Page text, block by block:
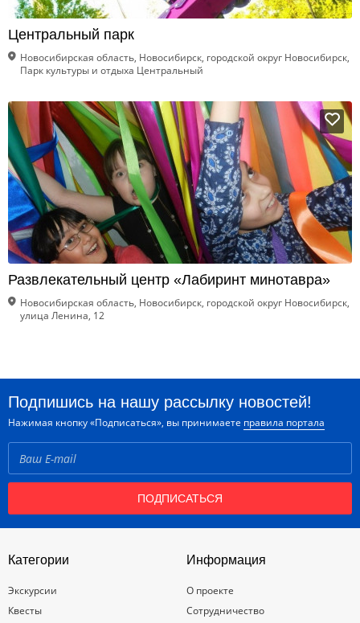
Центральный парк
Новосибирская область, Новосибирск, городской округ Новосибирск,
Парк культуры и отдыха Центральный
Развлекательный центр «Лабиринт минотавра»
Новосибирская область, Новосибирск, городской округ Новосибирск,
улица Ленина, 12
Подпишись на нашу рассылку новостей!
Нажимая кнопку «Подписаться», вы принимаете правила портала
ПОДПИСАТЬСЯ
Категории
Экскурсии
Квесты
Информация
О проекте
Сотрудничество